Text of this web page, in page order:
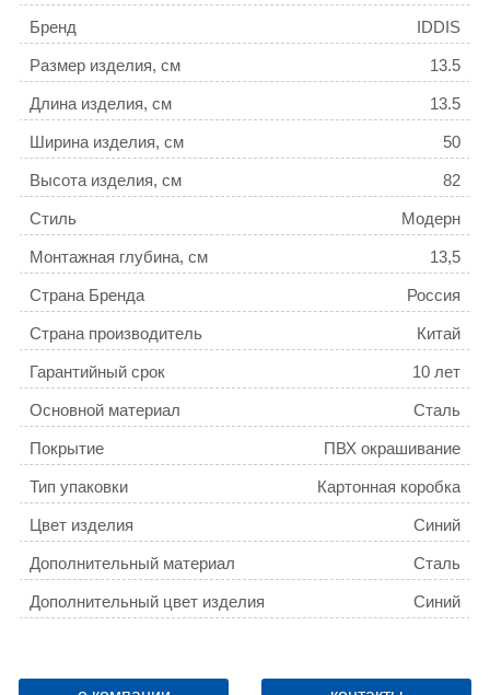
Бренд IDDIS
Размер изделия, см 13.5
Длина изделия, см 13.5
Ширина изделия, см 50
Высота изделия, см 82
Стиль Модерн
Монтажная глубина, см 13,5
Страна Бренда Россия
Страна производитель Китай
Гарантийный срок 10 лет
Основной материал Сталь
Покрытие ПВХ окрашивание
Тип упаковки Картонная коробка
Цвет изделия Синий
Дополнительный материал Сталь
Дополнительный цвет изделия Синий
Год NPD
NPD23